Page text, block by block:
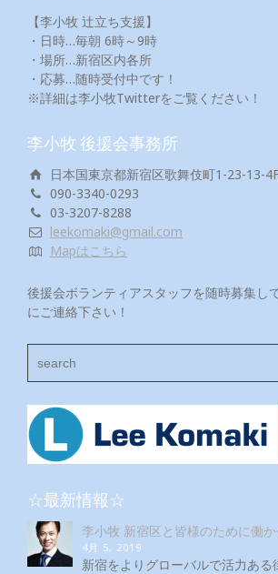
【李小牧 辻立ち支援】
・日時…毎朝 6時～9時
・場所…新宿区内各所
・応募…随時受付中です！
※詳細は李小牧Twitterをご覧ください！
李小牧 後援会事務所
日本国東京都新宿区歌舞伎町1-23-13-
090-3340-0293
03-3207-8288
leekomaki@gmail.com
Mapはこちら
後援会ボランティアスタッフを随時募集し
にご連絡下さい！
☆最新情報☆
李小牧 新宿区と皆様のために働か
4月 5, 2019
新宿をよりグローバルで活力ある